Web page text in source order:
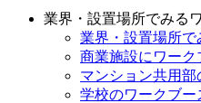
業界・設置場所でみる
業界・設置場所で
商業施設にワーク
マンション共用部
学校のワークブー